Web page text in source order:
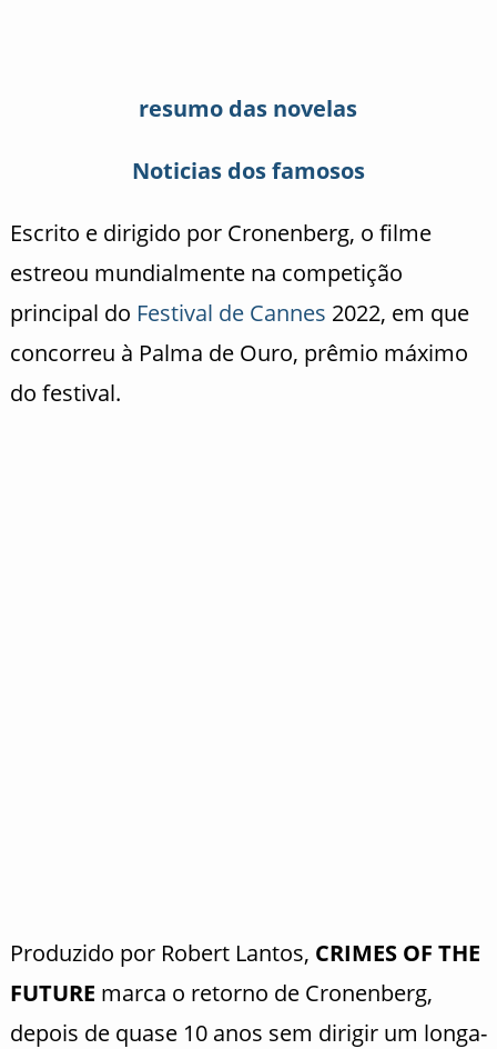
resumo das novelas
Noticias dos famosos
Escrito e dirigido por Cronenberg, o filme
estreou mundialmente na competição
principal do Festival de Cannes 2022, em que
concorreu à Palma de Ouro, prêmio máximo
do festival.
Produzido por Robert Lantos, CRIMES OF THE
FUTURE marca o retorno de Cronenberg,
depois de quase 10 anos sem dirigir um longa-